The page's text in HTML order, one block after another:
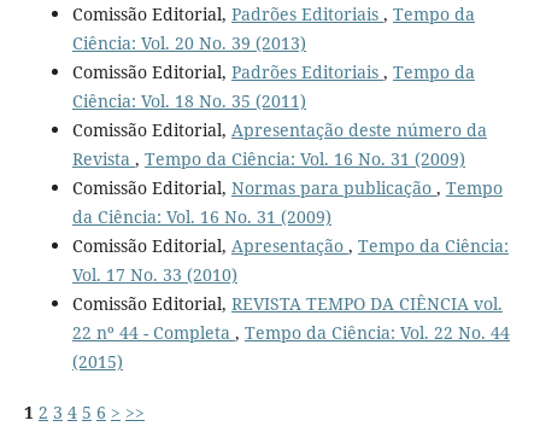
Comissão Editorial, Padrões Editoriais , Tempo da
Ciência: Vol. 20 No. 39 (2013)
Comissão Editorial, Padrões Editoriais , Tempo da
Ciência: Vol. 18 No. 35 (2011)
Comissão Editorial, Apresentação deste número da
Revista , Tempo da Ciência: Vol. 16 No. 31 (2009)
Comissão Editorial, Normas para publicação , Tempo
da Ciência: Vol. 16 No. 31 (2009)
Comissão Editorial, Apresentação , Tempo da Ciência:
Vol. 17 No. 33 (2010)
Comissão Editorial, REVISTA TEMPO DA CIÊNCIA vol.
22 nº 44 - Completa , Tempo da Ciência: Vol. 22 No. 44
(2015)
1 2 3 4 5 6 > >>